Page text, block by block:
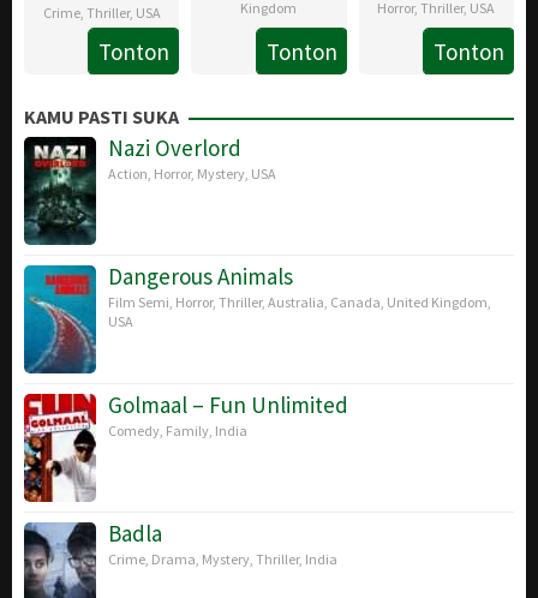
Crime, Thriller, USA
23
2019
Witt
Tonton
Kingdom
24
May
2019
Jesse
V.
Johnson
Tonton
Horror,Thriller, USA
20
Sep
2018
Kit
Marlatt
Tonton
KAMU PASTI SUKA
Nazi Overlord
Action Horror, Mystery USA
Dangerous Animals
Film Semi Horror, Thriller, Australia Canada United Kingdom
USA
Golmaal – Fun Unlimited
Comedy Family India
Badla
Crime Drama Mystery Thriller, India